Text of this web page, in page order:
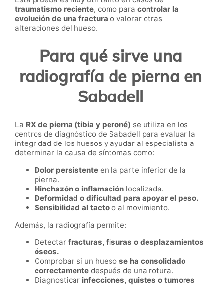
traumatismo reciente, como para controlar la
evolución de una fractura o valorar otras
alteraciones del hueso.
Para qué sirve una
radiografía de pierna en
Sabadell
La RX de pierna (tibia y peroné) se utiliza en los
centros de diagnóstico de Sabadell para evaluar la
integridad de los huesos y ayudar al especialista a
determinar la causa de síntomas como:
Dolor persistente en la parte inferior de la
pierna.
Hinchazón o inflamación localizada.
Deformidad o dificultad para apoyar el peso.
Sensibilidad al tacto o al movimiento.
Además, la radiografía permite:
Detectar fracturas, fisuras o desplazamientos
óseos.
Comprobar si un hueso se ha consolidado
correctamente después de una rotura.
Diagnosticar infecciones, quistes o tumores